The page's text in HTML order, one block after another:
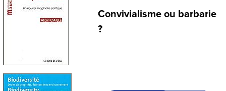
Convivialisme ou barbarie
?